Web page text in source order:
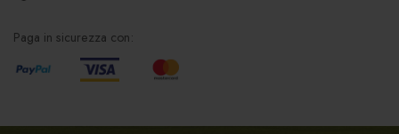
Paga in sicurezza con: